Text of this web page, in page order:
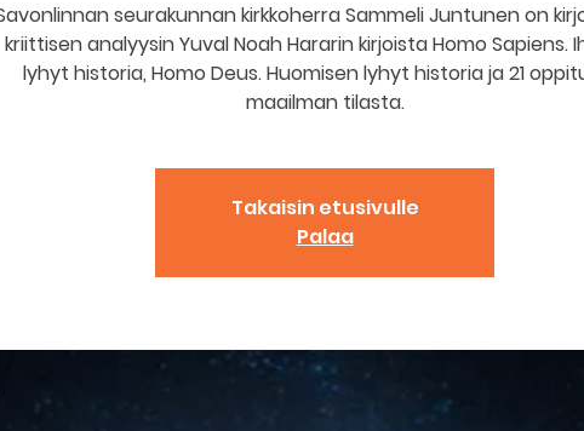
seurakunnan kirkkoherra Sammeli Juntunen on
kriittisen analyysin Yuval Noah Hararin kirjoista Homo Sapiens.
lyhyt historia, Homo Deus. Huomisen lyhyt historia ja 21
maailman tilasta.
Takaisin etusivulle
Palaa